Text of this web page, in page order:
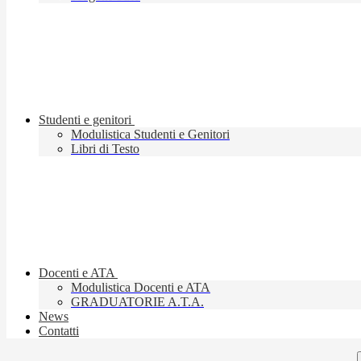
Studenti e genitori
Modulistica Studenti e Genitori
Libri di Testo
Docenti e ATA
Modulistica Docenti e ATA
GRADUATORIE A.T.A.
News
Contatti